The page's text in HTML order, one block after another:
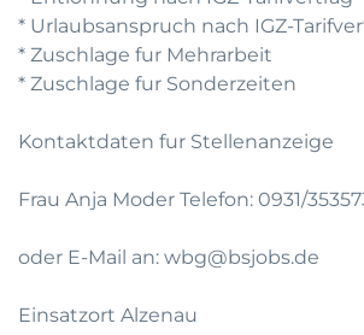
* Urlaubsanspruch nach IGZ-
* Zuschlage fur Mehrarbeit
* Zuschlage fur Sonderzeiten
Kontaktdaten fur Stellenanzeige
Frau Anja Moder Telefon: 0931/
oder E-Mail an: wbg@bsjobs.de
Einsatzort Alzenau